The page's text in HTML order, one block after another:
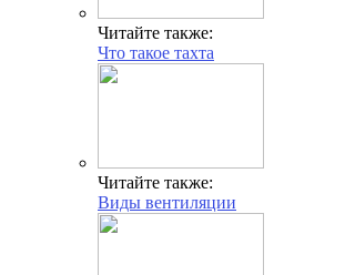
Читайте также:
Что такое тахта
Читайте также:
Виды вентиляции